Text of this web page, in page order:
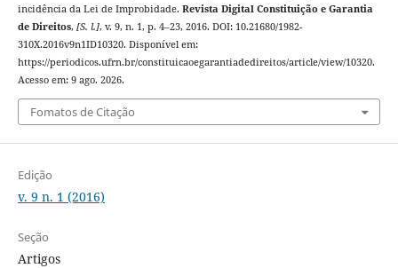
incidência da Lei de Improbidade. Revista Digital Constituição e Garantia
de Direitos, [S. l.], v. 9, n. 1, p. 4–23, 2016. DOI: 10.21680/1982-
310X.2016v9n1ID10320. Disponível em:
https://periodicos.ufrn.br/constituicaoegarantiadedireitos/article/view/10320.
Acesso em: 9 ago. 2026.
Fomatos de Citação
Edição
v. 9 n. 1 (2016)
Seção
Artigos